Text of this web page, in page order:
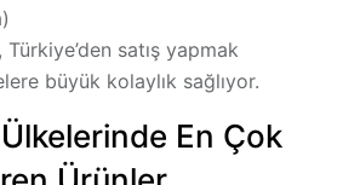
satış yapmak
büyük kolaylık sağlıyor.
En Çok